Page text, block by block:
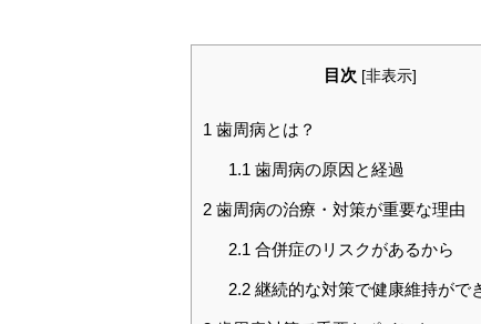
目次 [非表示]
1 歯周病とは？
1.1 歯周病の原因と経過
2 歯周病の治療・対策が重要な理由
2.1 合併症のリスクがあるから
2.2継続的な対策で健康維持がで